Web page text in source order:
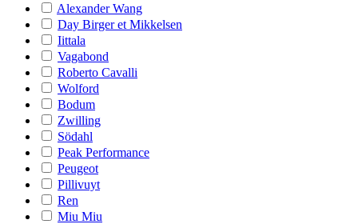
Alexander Wang
Day Birger et Mikkelsen
Iittala
Vagabond
Roberto Cavalli
Wolford
Bodum
Zwilling
Södahl
Peak Performance
Peugeot
Pillivuyt
Ren
Miu Miu